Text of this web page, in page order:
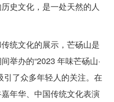
史文化，是一处天然的人
统文化的展示，芒砀山是
举办的“2023 年味芒砀山·
引了众多年轻人的关注。在
年华、中国传统文化表演